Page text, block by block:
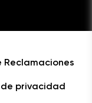
Reclamaciones
privacidad